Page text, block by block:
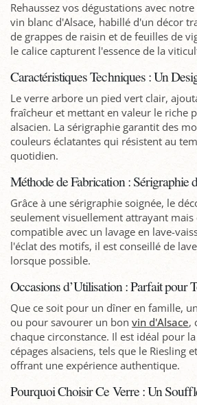
Rehaussez vos dégustations avec
vin blanc d'Alsace, habillé d'un décor
de grappes de raisin et de feuilles de
le calice capturent l'essence de la
Caractéristiques Techniques : Un
Le verre arbore un pied vert clair,
fraîcheur et mettant en valeur le riche
alsacien. La sérigraphie garantit des
couleurs éclatantes qui résistent au
quotidien.
Méthode de Fabrication : Sérigraphie
Grâce à une sérigraphie soignée, le
seulement visuellement attrayant mais
compatible avec un lavage en lave-
l'éclat des motifs, il est conseillé de
lorsque possible.
Occasions d’Utilisation : Parfait pour
Que ce soit pour un dîner en famille,
ou pour savourer un bon vin d'Alsace,
chaque circonstance. Il est idéal pour
cépages alsaciens, tels que le Riesling
offrant une expérience authentique.
Pourquoi Choisir Ce Verre : Un